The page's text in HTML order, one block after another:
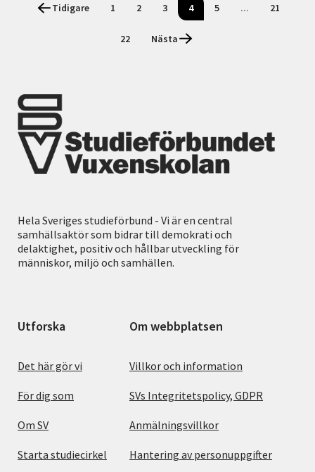
Tidigare 1 2 3 4 5 ... 21
22 Nästa
Hela Sveriges studieförbund - Vi är en central
samhällsaktör som bidrar till demokrati och
delaktighet, positiv och hållbar utveckling för
människor, miljö och samhällen.
Utforska
Det här gör vi
För dig som
Om SV
Starta studiecirkel
Om webbplatsen
Villkor och information
SVs Integritetspolicy, GDPR
Anmälningsvillkor
Hantering av personuppgifter